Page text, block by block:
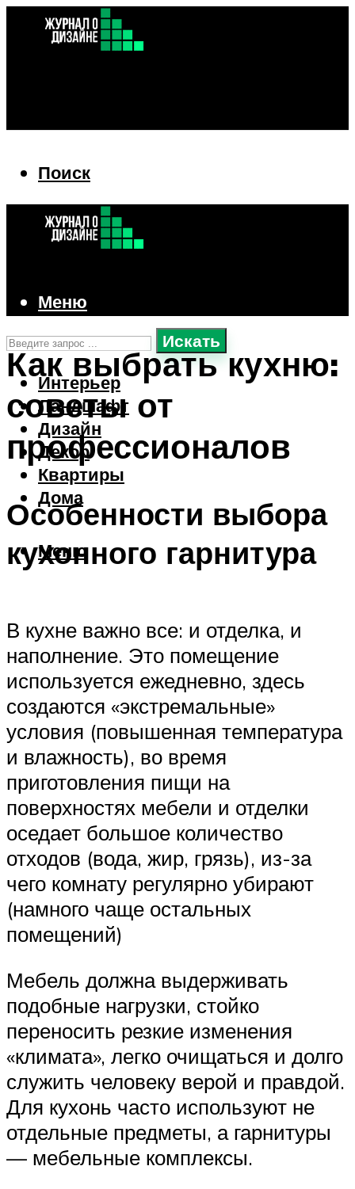
Поиск
Искать
Интерьер
Ландшафт
Дизайн
Декор
Квартиры
Дома
Меню
Меню
Как выбрать кухню:
советы от
профессионалов
Особенности выбора
кухонного гарнитура
В кухне важно все: и отделка, и
наполнение. Это помещение
используется ежедневно, здесь
создаются «экстремальные»
условия (повышенная температура
и влажность), во время
приготовления пищи на
поверхностях мебели и отделки
оседает большое количество
отходов (вода, жир, грязь), из-за
чего комнату регулярно убирают
(намного чаще остальных
помещений)
Мебель должна выдерживать
подобные нагрузки, стойко
переносить резкие изменения
«климата», легко очищаться и долго
служить человеку верой и правдой.
Для кухонь часто используют не
отдельные предметы, а гарнитуры
— мебельные комплексы.